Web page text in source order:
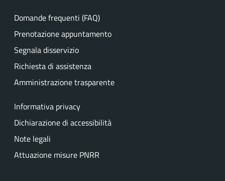
Domande frequenti (FAQ)
Prenotazione appuntamento
Segnala disservizio
Richiesta di assistenza
Amministrazione trasparente
Informativa privacy
Dichiarazione di accessibilità
Note legali
Attuazione misure PNRR